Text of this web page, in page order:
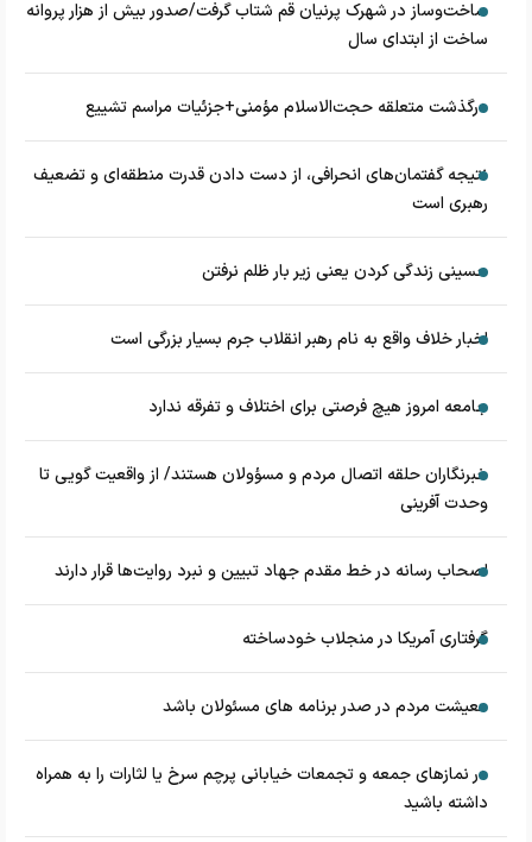
ساخت‌وساز در شهرک پرنیان قم شتاب گرفت/صدور بیش از هزار پروانه
ساخت از ابتدای سال
درگذشت متعلقه حجت‌الاسلام مؤمنی+جزئیات مراسم تشییع
نتیجه گفتمان‌های انحرافی، از دست دادن قدرت منطقه‌ای و تضعیف
رهبری است
حسینی زندگی کردن یعنی زیر بار ظلم نرفتن
اخبار خلاف واقع به نام رهبر انقلاب جرم بسیار بزرگی است
جامعه امروز هیچ فرصتی برای اختلاف و تفرقه ندارد
خبرنگاران حلقه اتصال مردم و مسؤولان هستند/ از واقعیت گویی تا
وحدت آفرینی
اصحاب رسانه در خط مقدم جهاد تبیین و نبرد روایت‌ها قرار دارند
گرفتاری آمریکا در منجلاب خودساخته
معیشت مردم در صدر برنامه های مسئولان باشد
در نماز‌های جمعه و تجمعات خیابانی پرچم سرخ یا لثارات را به همراه
داشته باشید